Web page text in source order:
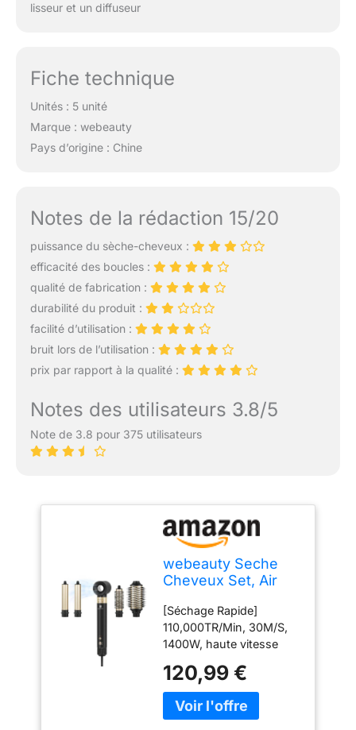
lisseur et un diffuseur
Fiche technique
Unités : 5 unité
Marque : webeauty
Pays d’origine : Chine
Notes de la rédaction 15/20
puissance du sèche-cheveux :
efficacité des boucles :
qualité de fabrication :
durabilité du produit :
facilité d’utilisation :
bruit lors de l’utilisation :
prix par rapport à la qualité :
Notes des utilisateurs 3.8/5
Note de 3.8 pour 375 utilisateurs
webeauty Seche
Cheveux Set, Air
Fer a Boucler
[Séchage Rapide]
110,000TR/Min, 30M/S,
1400W, haute vitesse
puissant, tête de sèche-
cheveux de conception
annulaire, il peut
120,99 €